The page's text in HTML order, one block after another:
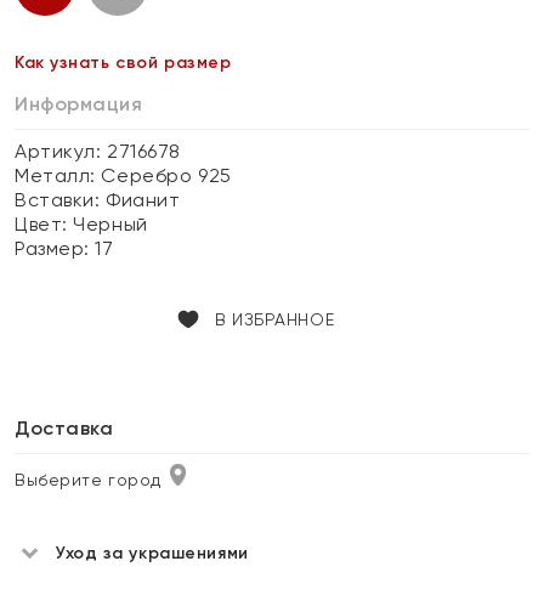
Как узнать свой размер
Информация
Артикул: 2716678
Металл: Серебро 925
Вставки: Фианит
Цвет:Черный
Размер:17
В ИЗБРАННОЕ
Доставка
Выберите город
Уход за украшениями